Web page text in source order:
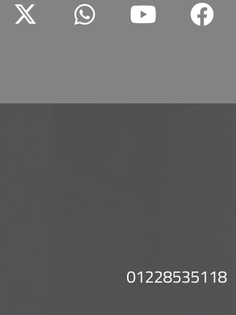
01228535118